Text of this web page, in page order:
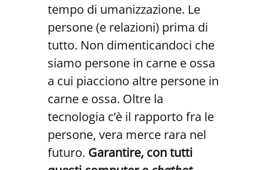
tempo di umanizzazione. Le
persone (e relazioni) prima di
tutto. Non dimenticandoci che
siamo persone in carne e ossa
a cui piacciono altre persone in
carne e ossa. Oltre la
tecnologia c’è il rapporto fra le
persone, vera merce rara nel
futuro. Garantire, con tutti